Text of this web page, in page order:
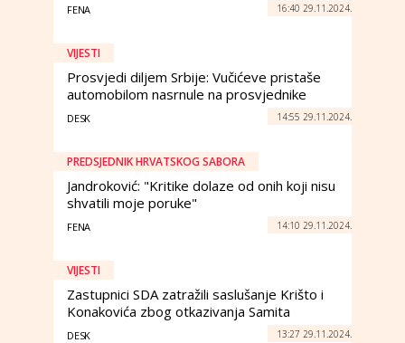
FENA 16:40 29.11.2024.
VIJESTI
Prosvjedi diljem Srbije: Vučićeve pristaše
automobilom nasrnule na prosvjednike
DESK 14:55 29.11.2024.
PREDSJEDNIK HRVATSKOG SABORA
Jandroković: "Kritike dolaze od onih koji nisu
shvatili moje poruke"
FENA 14:10 29.11.2024.
VIJESTI
Zastupnici SDA zatražili saslušanje Krišto i
Konakovića zbog otkazivanja Samita
DESK 13:27 29.11.2024.